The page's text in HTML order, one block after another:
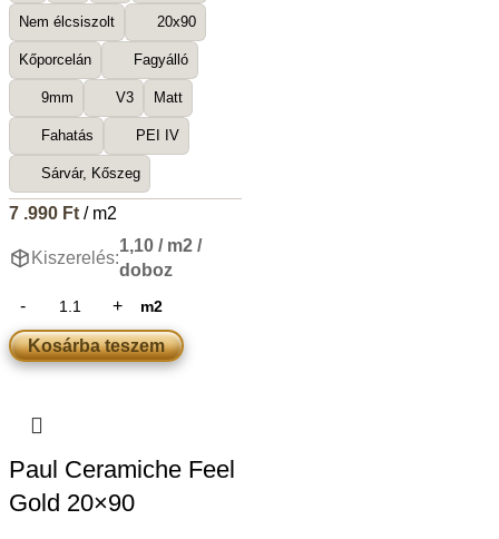
Nem élcsiszolt 20x90
Kőporcelán Fagyálló
9mm V3 Matt
Fahatás PEI IV
Sárvár, Kőszeg
7 .990 Ft/ m2
Kiszerelés:
1,10 / m2 /
doboz
m2
Kosárba teszem
Paul Ceramiche Feel
Gold 20×90